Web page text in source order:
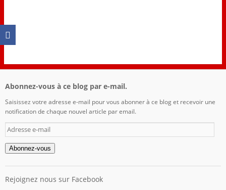
Abonnez-vous à ce blog par e-mail.
Saisissez votre adresse e-mail pour vous abonner à ce blog et recevoir une
notification de chaque nouvel article par email.
Adresse
e-
mail
Abonnez-vous
Rejoignez nous sur Facebook